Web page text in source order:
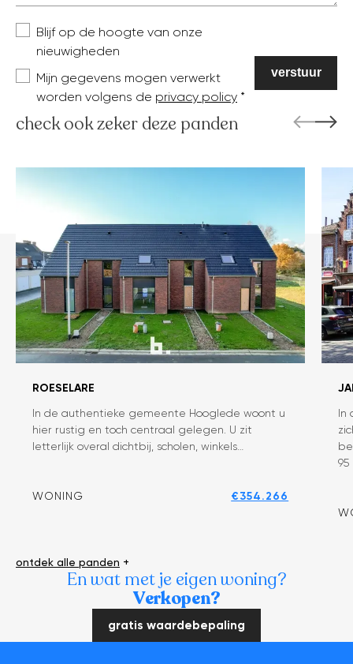
Blijf op de hoogte van onze
nieuwigheden
Mijn gegevens mogen verwerkt
worden volgens de privacy policy
check ook zeker deze panden
Energiezuinige,
kwaliteitsvolle
nieuwbouw
ROESELARE
In de authentieke gemeente Hooglede woont u
hier rustig en toch centraal gelegen. U zit
letterlijk overal dichtbij, scholen, winkels…
WONING €354.266
In
95
ontdek alle panden +
En wat met je eigen woning?
Verkopen?
gratis waardebepaling